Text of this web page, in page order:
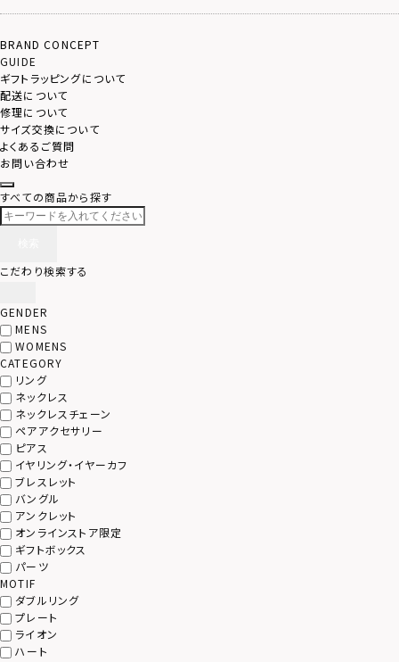
BRAND CONCEPT
GUIDE
ギフトラッピングについて
配送について
修理について
サイズ交換について
よくあるご質問
お問い合わせ
すべての商品から探す
こだわり検索する
GENDER
MENS
WOMENS
CATEGORY
リング
ネックレス
ネックレスチェーン
ペアアクセサリー
ピアス
イヤリング・イヤーカフ
ブレスレット
バングル
アンクレット
オンラインストア限定
ギフトボックス
パーツ
MOTIF
ダブルリング
プレート
ライオン
ハート